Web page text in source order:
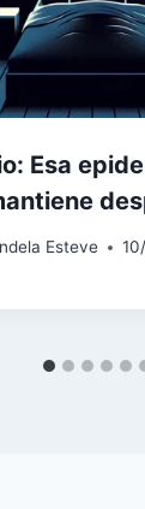
Esa
Esteve